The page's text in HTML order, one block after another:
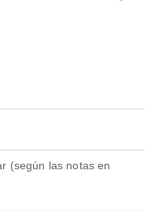
(según las notas en